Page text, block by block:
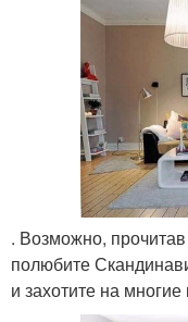
. Возможно,
полюбите
и захотите на